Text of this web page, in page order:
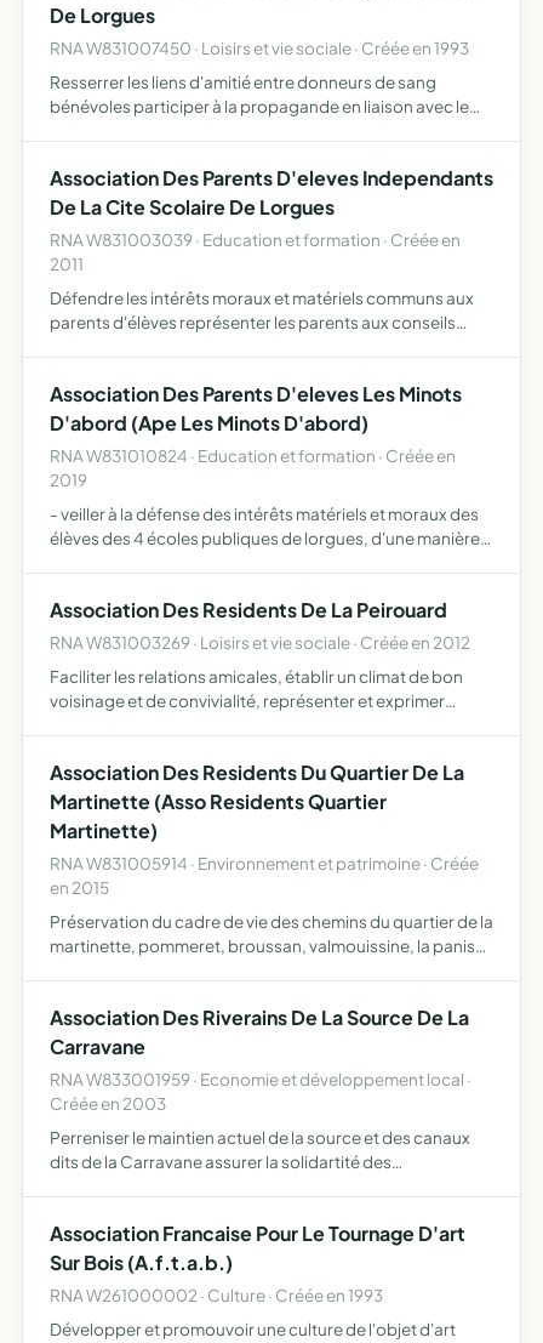
De Lorgues
RNA W831007450 · Loisirs et vie sociale · Créée en 1993
Resserrer les liens d'amitié entre donneurs de sang
bénévoles participer à la propagande en liaison avec le
Association Des Parents D'eleves Independants
De La Cite Scolaire De Lorgues
RNA W831003039 · Education et formation · Créée en
2011
Défendre les intérêts moraux et matériels communs aux
parents d'élèves représenter les parents aux conseils
Association Des Parents D'eleves Les Minots
D'abord (Ape Les Minots D'abord)
RNA W831010824 · Education et formation · Créée en
2019
- veiller à la défense des intérêts matériels et moraux des
élèves des 4 écoles publiques de lorgues, d'une manière
Association Des Residents De La Peirouard
RNA W831003269 · Loisirs et vie sociale · Créée en 2012
Faciliter les relations amicales, établir un climat de bon
voisinage et de convivialité, représenter et exprimer
Association Des Residents Du Quartier De La
Martinette (Asso Residents Quartier
Martinette)
RNA W831005914 · Environnement et patrimoine · Créée
en 2015
Préservation du cadre de vie des chemins du quartier de la
martinette, pommeret, broussan, valmouissine, la panisse
Association Des Riverains De La Source De La
Carravane
RNA W833001959 · Economie et développement local ·
Créée en 2003
Perreniser le maintien actuel de la source et des canaux
dits de la Carravane assurer la solidartité des
dr…
Association Francaise Pour Le Tournage D'art
Sur Bois (A.f.t.a.b.)
RNA W261000002 · Culture · Créée en 1993
Développer et promouvoir une culture de l'objet d'art